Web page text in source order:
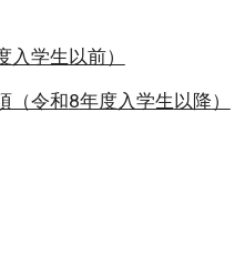
学生以前）
（令和8年度入学生以降）